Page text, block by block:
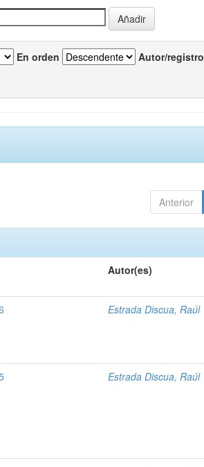
En orden Autor/registro
Anterior
Autor(es)
Estrada Discua, Raúl
Estrada Discua, Raúl